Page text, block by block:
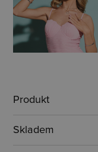
Produkt
Skladem